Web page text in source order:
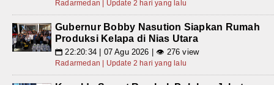
Radarmedan | Update 2 hari yang lalu
Gubernur Bobby Nasution Siapkan Rumah
Produksi Kelapa di Nias Utara
📅 22:20:34 | 07 Agu 2026 | 👁 276 view
Radarmedan | Update 2 hari yang lalu